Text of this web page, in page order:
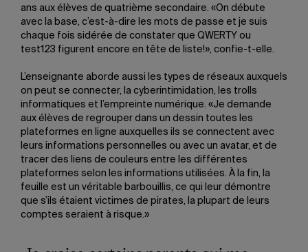
ans aux élèves de quatrième secondaire. «On débute
avec la base, c’est-à-dire les mots de passe et je suis
chaque fois sidérée de constater que QWERTY ou
test123 figurent encore en tête de liste!», confie-t-elle.
L’enseignante aborde aussi les types de réseaux auxquels
on peut se connecter, la cyberintimidation, les trolls
informatiques et l’empreinte numérique. «Je demande
aux élèves de regrouper dans un dessin toutes les
plateformes en ligne auxquelles ils se connectent avec
leurs informations personnelles ou avec un avatar, et de
tracer des liens de couleurs entre les différentes
plateformes selon les informations utilisées. À la fin, la
feuille est un véritable barbouillis, ce qui leur démontre
que s’ils étaient victimes de pirates, la plupart de leurs
comptes seraient à risque.»